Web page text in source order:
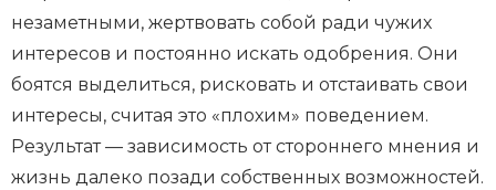
незаметными, жертвовать собой ради чужих
интересов и постоянно искать одобрения. Они
боятся выделиться, рисковать и отстаивать свои
интересы, считая это «плохим» поведением.
Результат — зависимость от стороннего мнения и
жизнь далеко позади собственных возможностей.